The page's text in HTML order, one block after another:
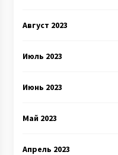
Август 2023
Июль 2023
Июнь 2023
Май 2023
Апрель 2023